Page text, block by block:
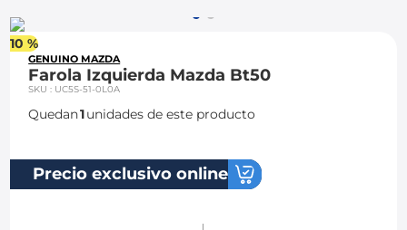
10 %
GENUINO MAZDA
Farola Izquierda Mazda Bt50
SKU: UC5S-51-0L0A
Quedan1unidades de este producto
Precio exclusivo online
2
3.
spark gt
ford fiesta
optra
sail